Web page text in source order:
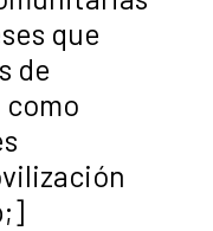
que
de